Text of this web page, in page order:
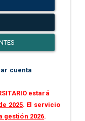
cuenta
estará
2025. El servicio
gestión 2026.